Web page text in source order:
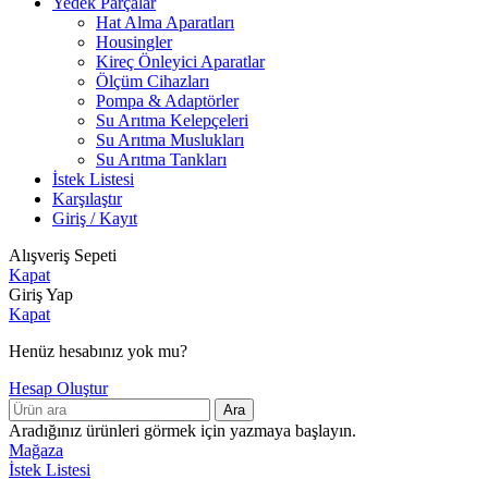
Hat Alma Aparatları
Housingler
Kireç Önleyici Aparatlar
Ölçüm Cihazları
Pompa & Adaptörler
Su Arıtma Kelepçeleri
Su Arıtma Muslukları
Su Arıtma Tankları
İstek Listesi
Karşılaştır
Giriş / Kayıt
Alışveriş Sepeti
Kapat
Giriş Yap
Kapat
Henüz hesabınız yok mu?
Hesap Oluştur
Ara
Aradığınız ürünleri görmek için yazmaya başlayın.
Mağaza
İstek Listesi